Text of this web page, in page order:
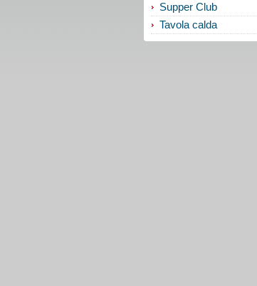
Supper Club
Tavola calda